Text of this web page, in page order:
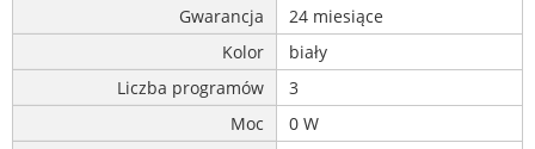
Gwarancja
24 miesiące
Kolor
biały
Liczba programów
3
Moc
0 W